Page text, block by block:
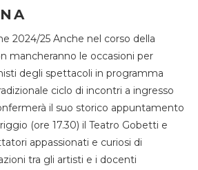
2024/25 Anche nel corso della
mancheranno le occasioni per
degli spettacoli in programma
ciclo di incontri a ingresso
il suo storico appuntamento
(ore 17.30) il Teatro Gobetti e
appassionati e curiosi di
tra gli artisti e i docenti